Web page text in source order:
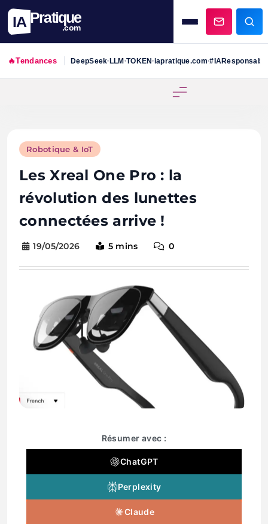
IA Pratique
.com
🔥Tendances DeepSeek•LLM•TOKEN•iapratique.com•#IAResponsable
Robotique & IoT
Les Xreal One Pro : la
révolution des lunettes
connectées arrive !
19/05/2026 5 mins 0
Résumer avec :
ChatGPT
Perplexity
Claude